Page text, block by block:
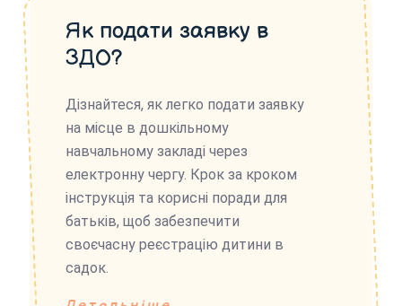
Як подати заявку в
ЗДО?
Дізнайтеся, як легко подати заявку
на місце в дошкільному
навчальному закладі через
електронну чергу. Крок за кроком
інструкція та корисні поради для
батьків, щоб забезпечити
своєчасну реєстрацію дитини в
садок.